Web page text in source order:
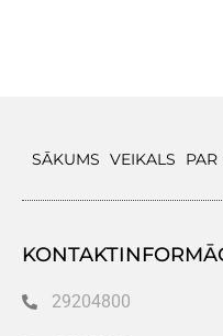
SĀKUMS VEIKALS PAR
29204800